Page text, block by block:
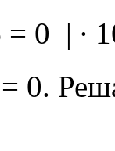
= 0 | ∙
0.